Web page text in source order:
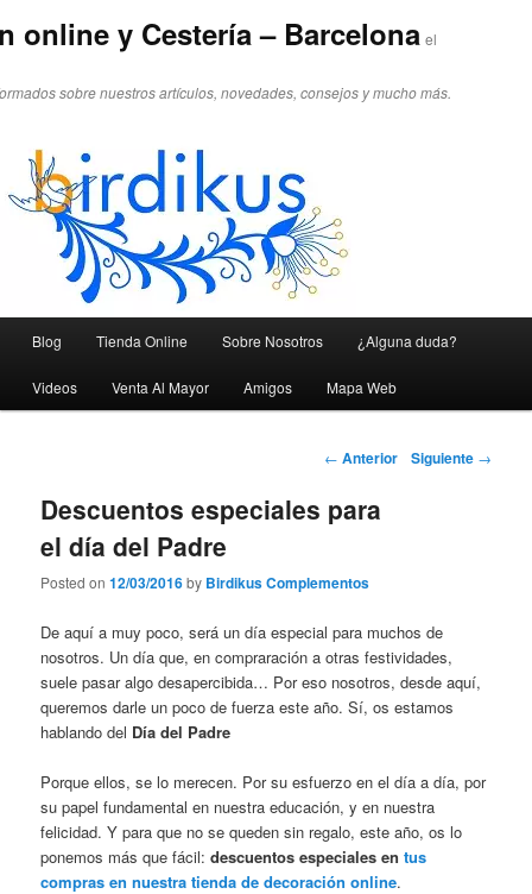
online y Cestería – Barcelona el
sobre nuestros artículos, novedades, consejos y mucho más.
Ir al contenido principal
Ir al contenido secundario
Blog Tienda Online Sobre Nosotros ¿Alguna duda?
Videos Venta Al Mayor Amigos Mapa Web
Navegador de artículos
← Anterior Siguiente →
Descuentos especiales para
el día del Padre
Posted on12/03/2016by Birdikus Complementos
De aquí a muy poco, será un día especial para muchos de
nosotros. Un día que, en compraración a otras festividades,
suele pasar algo desapercibida… Por eso nosotros, desde aquí,
queremos darle un poco de fuerza este año. Sí, os estamos
hablando del Día del Padre
Porque ellos, se lo merecen. Por su esfuerzo en el día a día, por
su papel fundamental en nuestra educación, y en nuestra
felicidad. Y para que no se queden sin regalo, este año, os lo
ponemos más que fácil:descuentos especiales entus
compras en nuestra tienda de decoración online.